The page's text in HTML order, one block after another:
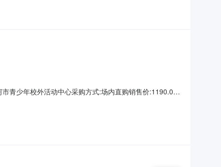
青少年校外活动中心采购方式:场内直购销售价:1190.00